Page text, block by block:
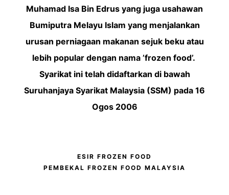
Muhamad Isa Bin Edrus yang juga usahawan
Bumiputra Melayu Islam yang menjalankan
urusan perniagaan makanan sejuk beku atau
lebih popular dengan nama ’frozen food’.
Syarikat ini telah didaftarkan di bawah
Suruhanjaya Syarikat Malaysia (SSM) pada 16
Ogos 2006
ESIR FROZEN FOOD
PEMBEKAL FROZEN FOOD MALAYSIA